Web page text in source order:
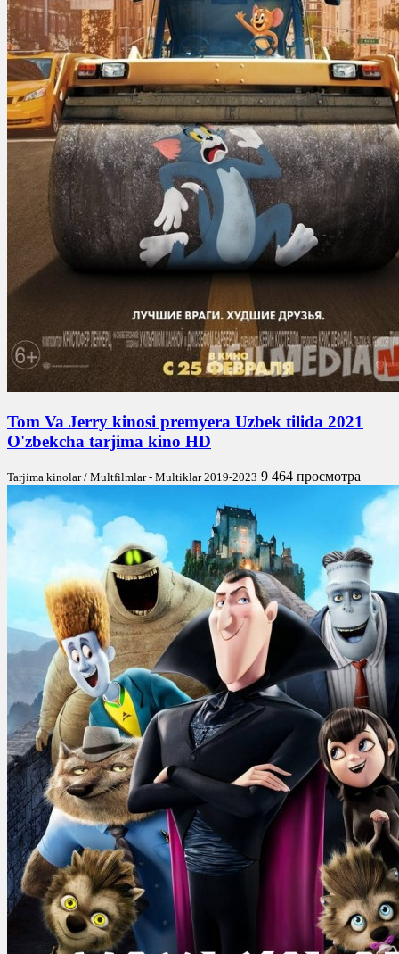
Tom Va Jerry kinosi premyera Uzbek tilida 2021
O'zbekcha tarjima kino HD
Tarjima kinolar / Multfilmlar - Multiklar 2019-2023 9 464 просмотра